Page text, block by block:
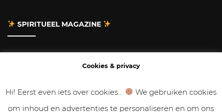
SPIRITUEEL MAGAZINE
Cookies & privacy
Hi! Eerst even iets over cookies...
We gebruiken cookies
om inhoud en advertenties te personaliseren en om ons